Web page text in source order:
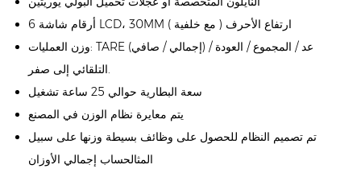
6 أرقام شاشة LCD، 30MM ارتفاع الأحرف ( مع خلفية )
وزن العمليات: TARE (إجمالي / صافي) / عد / المجموع / العودة
التلقائي إلى صفر.
سعة البطارية حوالي 25 ساعة تشغيل
يتم معايرة نظام الوزن في المصنع
تم تصميم النظام للحصول على وظائف بسيطة وزنها على سبيل
المثالحساب إجمالي الأوزان